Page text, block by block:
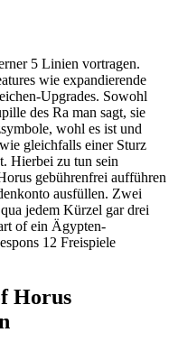
5 Linien vortragen.
wie expandierende
Upgrades. Sowohl
des Ra man sagt, sie
wohl es ist und
gleichfalls einer Sturz
Hierbei zu tun sein
gebührenfrei aufführen
ausfüllen. Zwei
jedem Kürzel gar drei
of ein Ägypten-
12 Freispiele
Horus